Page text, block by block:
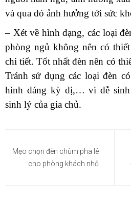
và qua đó ảnh hưởng tới sức
– Xét về hình dạng, các loại
phòng ngủ không nên có
chi tiết. Tốt nhất đèn nên có
Tránh sử dụng các loại đèn
hình dáng kỳ dị,… vì dễ
sinh lý của gia chủ.
hướng
Mẹo chọn đèn chùm pha lê
cho phòng khách nhỏ